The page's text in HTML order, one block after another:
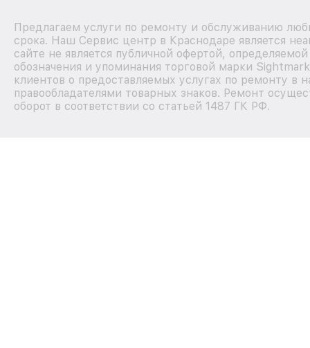
Предлагаем услуги по ремонту и обслуживанию
срока. Наш Сервис центр в Краснодаре является
сайте не является публичной офертой,
обозначения и упоминания торговой марки
клиентов о предоставляемых услугах по ремонту в
правообладателями товарных знаков. Ремонт
оборот в соответствии со статьей 1487 ГК РФ.